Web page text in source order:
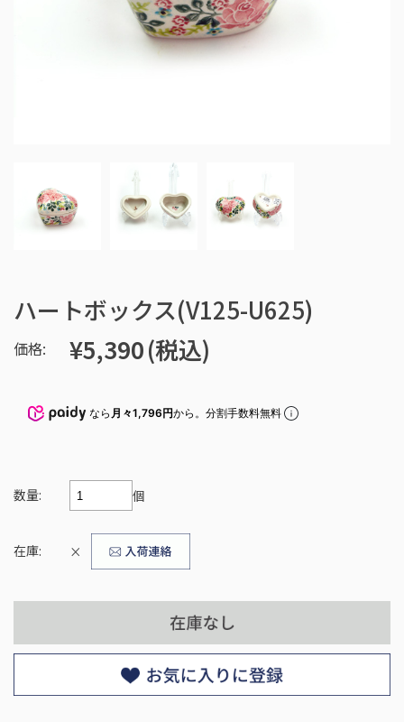
ハートボックス(V125-U625)
価格: ¥5,390(税込)
なら 月々1,796円から。分割手数料無料
数量: 個
在庫: ×